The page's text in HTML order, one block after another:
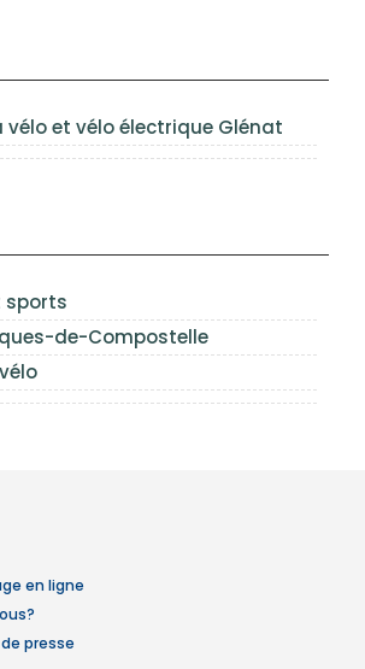
vélo et vélo électrique Glénat
sports
de-Compostelle
en ligne
presse